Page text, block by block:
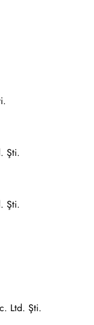
Şti.
Şti.
Ltd. Şti.